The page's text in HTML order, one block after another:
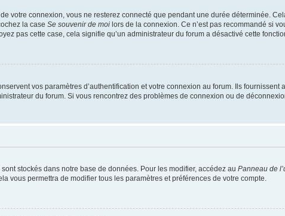
votre connexion, vous ne resterez connecté que pendant une durée déterminée.
la case Se souvenir de moi lors de la connexion. Ce n’est pas recommandé si
pas cette case, cela signifie qu’un administrateur du forum a désactivé cette
vos paramètres d’authentification et votre connexion au forum. Ils
du forum. Si vous rencontrez des problèmes de connexion ou de
stockés dans notre base de données. Pour les modifier, accédez au Panneau de
vous permettra de modifier tous les paramètres et préférences de votre compte.